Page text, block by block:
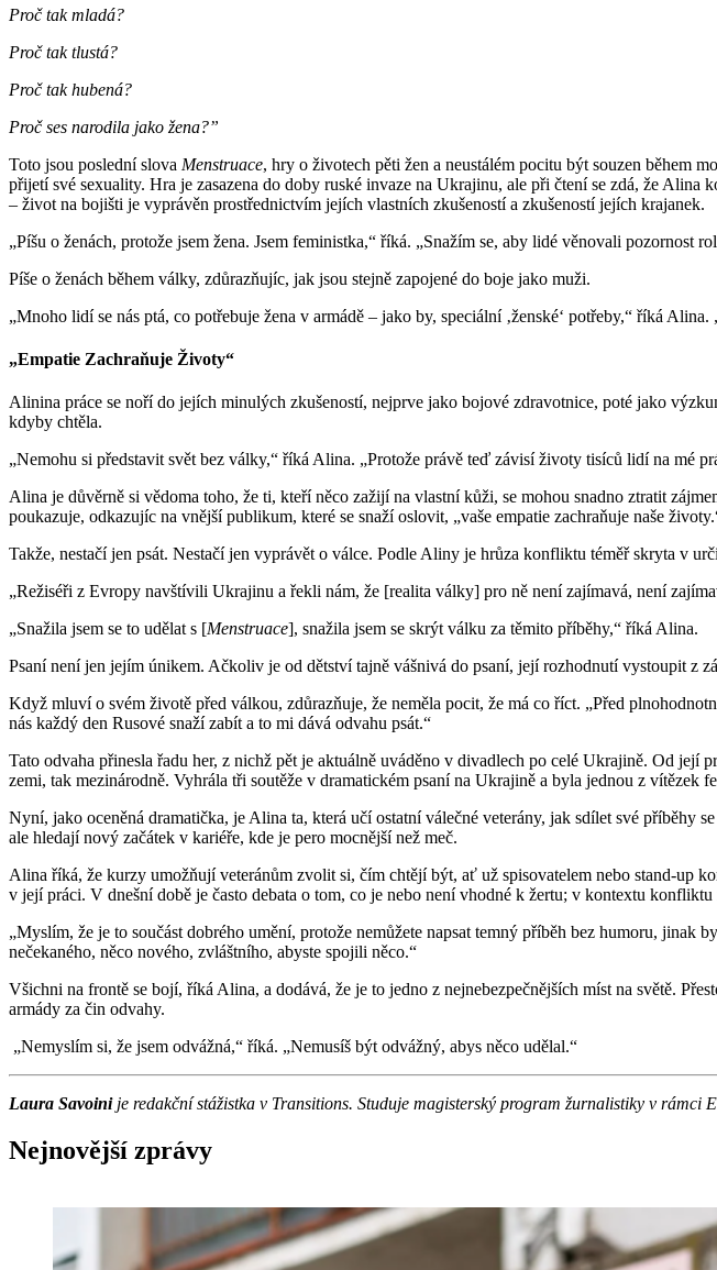
Proč tak mladá?
Proč tak tlustá?
Proč tak hubená?
Proč ses narodila jako žena?”
Toto jsou poslední slova Menstruace, hry o životech pěti žen a neustálém pocitu být souzen během
přijetí své sexuality. Hra je zasazena do doby ruské invaze na Ukrajinu, ale při čtení se zdá, že
– život na bojišti je vyprávěn prostřednictvím jejích vlastních zkušeností a zkušeností jejích krajanek.
„Píšu o ženách, protože jsem žena. Jsem feministka,“ říká. „Snažím se, aby lidé věnovali pozornost
Píše o ženách během války, zdůrazňujíc, jak jsou stejně zapojené do boje jako muži.
„Mnoho lidí se nás ptá, co potřebuje žena v armádě – jako by, speciální ‚ženské‘ potřeby,“ říká
„Empatie Zachraňuje Životy“
Alinina práce se noří do jejích minulých zkušeností, nejprve jako bojové zdravotnice, poté jako
kdyby chtěla.
„Nemohu si představit svět bez války,“ říká Alina. „Protože právě teď závisí životy tisíců lidí na mé
Alina je důvěrně si vědoma toho, že ti, kteří něco zažijí na vlastní kůži, se mohou snadno ztratit
poukazuje, odkazujíc na vnější publikum, které se snaží oslovit, „vaše empatie zachraňuje naše
Takže, nestačí jen psát. Nestačí jen vyprávět o válce. Podle Aliny je hrůza konfliktu téměř skryta v
„Režiséři z Evropy navštívili Ukrajinu a řekli nám, že [realita války] pro ně není zajímavá, není
„Snažila jsem se to udělat s [Menstruace], snažila jsem se skrýt válku za těmito příběhy,“ říká Alina.
Psaní není jen jejím únikem. Ačkoliv je od dětství tajně vášnivá do psaní, její rozhodnutí vystoupit z
Když mluví o svém životě před válkou, zdůrazňuje, že neměla pocit, že má co říct. „Před
nás každý den Rusové snaží zabít a to mi dává odvahu psát.“
Tato odvaha přinesla řadu her, z nichž pět je aktuálně uváděno v divadlech po celé Ukrajině. Od její
zemi, tak mezinárodně. Vyhrála tři soutěže v dramatickém psaní na Ukrajině a byla jednou z
Nyní, jako oceněná dramatička, je Alina ta, která učí ostatní válečné veterány, jak sdílet své příběhy
ale hledají nový začátek v kariéře, kde je pero mocnější než meč.
Alina říká, že kurzy umožňují veteránům zvolit si, čím chtějí být, ať už spisovatelem nebo stand-up
v její práci. V dnešní době je často debata o tom, co je nebo není vhodné k žertu; v kontextu
„Myslím, že je to součást dobrého umění, protože nemůžete napsat temný příběh bez humoru, jinak
nečekaného, něco nového, zvláštního, abyste spojili něco.“
Všichni na frontě se bojí, říká Alina, a dodává, že je to jedno z nejnebezpečnějších míst na světě.
armády za čin odvahy.
„Nemyslím si, že jsem odvážná,“ říká. „Nemusíš být odvážný, abys něco udělal.“
Laura Savoini je redakční stážistka v Transitions. Studuje magisterský program žurnalistiky v rámci
Nejnovější zprávy